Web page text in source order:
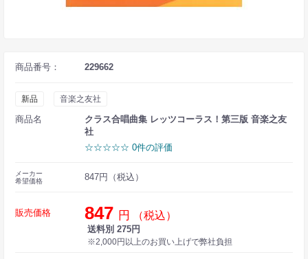
商品番号： 229662
新品 音楽之友社
商品名
クラス合唱曲集 レッツコーラス！第三版 音楽之友
社
☆☆☆☆☆ 0件の評価
メーカー
希望価格
847円（税込）
販売価格 847 円 （税込）
送料別 275円
※2,000円以上のお買い上げで弊社負担